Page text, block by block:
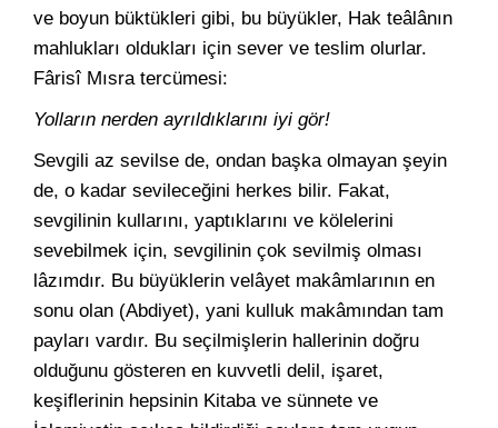
ve boyun büktükleri gibi, bu büyükler, Hak teâlânın
mahlukları oldukları için sever ve teslim olurlar.
Fârisî Mısra tercümesi:
Yolların nerden ayrıldıklarını iyi gör!
Sevgili az sevilse de, ondan başka olmayan şeyin
de, o kadar sevileceğini herkes bilir. Fakat,
sevgilinin kullarını, yaptıklarını ve kölelerini
sevebilmek için, sevgilinin çok sevilmiş olması
lâzımdır. Bu büyüklerin velâyet makâmlarının en
sonu olan (Abdiyet), yani kulluk makâmından tam
payları vardır. Bu seçilmişlerin hallerinin doğru
olduğunu gösteren en kuvvetli delil, işaret,
keşiflerinin hepsinin Kitaba ve sünnete ve